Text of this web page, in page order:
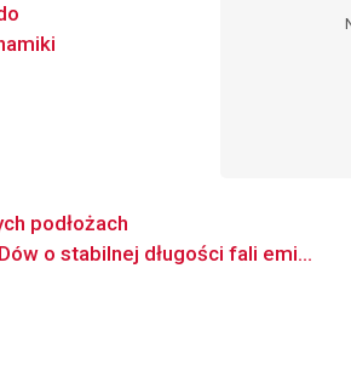
podłożach
o stabilnej długości fali emi...